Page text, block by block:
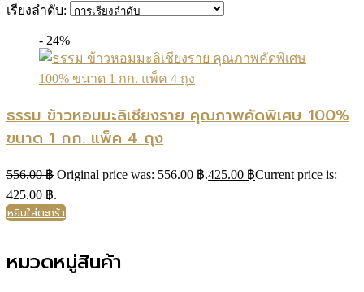
เรียงลำดับ:
- 24%
ธรรม ข้าวหอมมะลิเชียงราย คุณภาพคัดพิเศษ 100%
ขนาด 1 กก. แพ็ค 4 ถุง
556.00฿ Original price was: 556.00 ฿.425.00 ฿Current price is:
425.00 ฿.
หยิบใส่ตะกร้า
หมวดหมู่สินค้า